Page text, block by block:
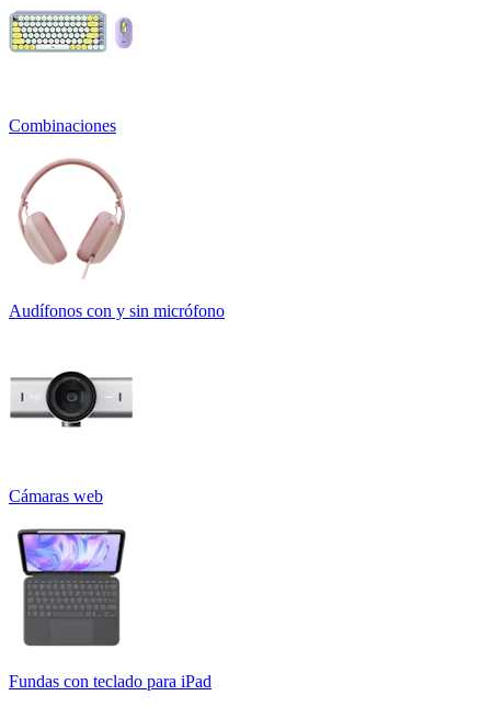
Combinaciones
Audífonos con y sin micrófono
Cámaras web
Fundas con teclado para iPad